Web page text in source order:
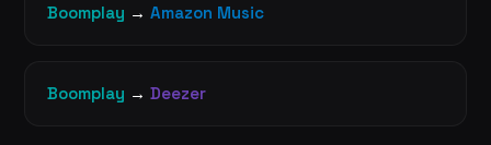
Boomplay → Amazon Music
Boomplay → Deezer